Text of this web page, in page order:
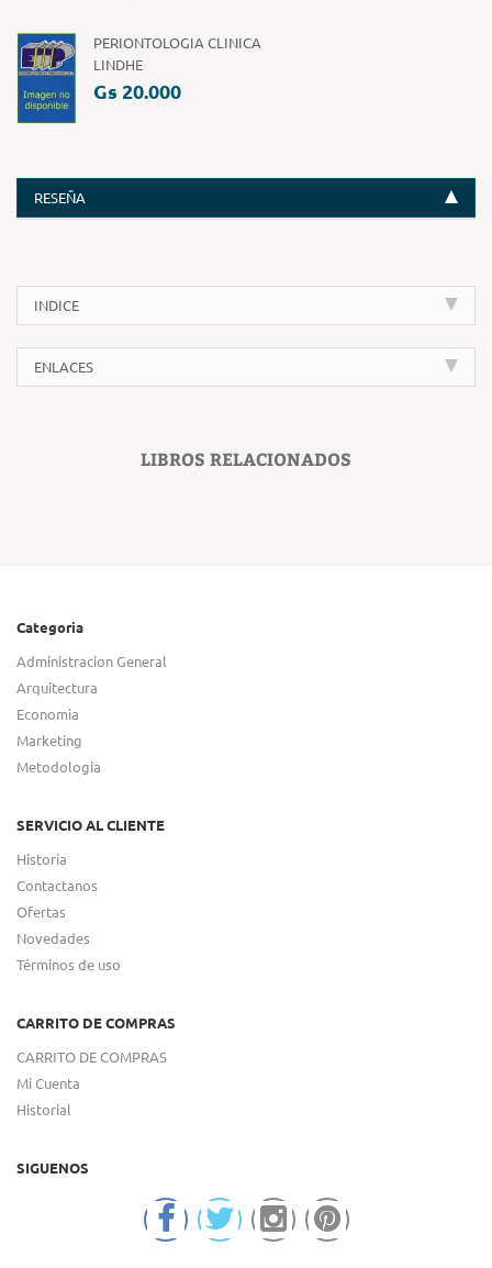
PERIONTOLOGIA CLINICA
LINDHE
Gs 20.000
RESEÑA
INDICE
ENLACES
LIBROS RELACIONADOS
Categoria
Administracion General
Arquitectura
Economia
Marketing
Metodologia
SERVICIO AL CLIENTE
Historia
Contactanos
Ofertas
Novedades
Términos de uso
CARRITO DE COMPRAS
CARRITO DE COMPRAS
Mi Cuenta
Historial
SIGUENOS